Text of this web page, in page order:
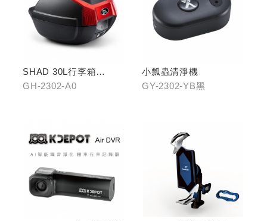
SHAD 30L行李箱
(KYMCO專屬款)
GH-2302-A0
小瓢蟲清淨機
GY-2302-YB黑